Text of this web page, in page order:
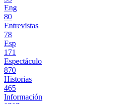
Eng
80
Entrevistas
78
Esp
171
Espectáculo
870
Historias
465
Información